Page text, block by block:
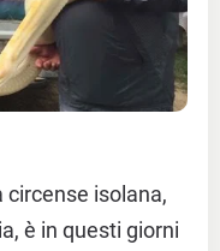
isolana,
è in questi giorni